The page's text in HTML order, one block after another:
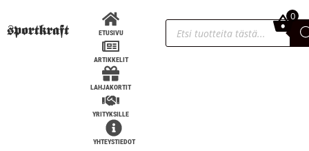
ETUSIVU
ARTIKKELIT
LAHJAKORTIT
YRITYKSILLE
YHTEYSTIEDOT
0,00€
0